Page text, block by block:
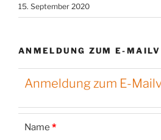
15. September 2020
ANMELDUNG ZUM E-
Anmeldung zum E-
Name *